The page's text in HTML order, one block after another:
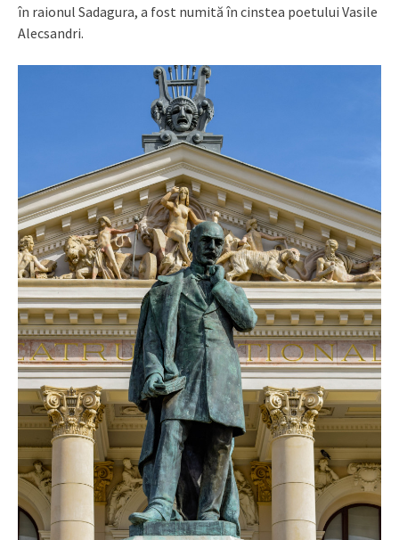
în raionul Sadagura, a fost numită în cinstea poetului Vasile
Alecsandri.